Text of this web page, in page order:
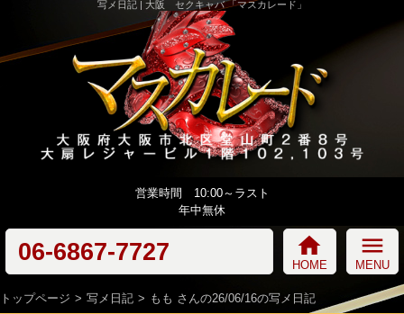
写メ日記 | 大阪 セクキャバ 「マスカレード」
営業時間 10:00～ラスト
年中無休
06-6867-7727 home
HOME
menu
MENU
トップページ 写メ日記 もも さんの26/06/16の写メ日記